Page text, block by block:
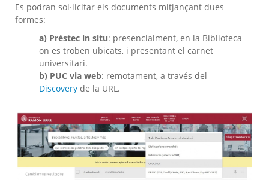
Es podran sol·licitar els documents mitjançant dues
formes:
a) Préstec in situ: presencialment, en la Biblioteca
on es troben ubicats, i presentant el carnet
universitari.
b) PUC via web: remotament, a través del
Discovery de la URL.